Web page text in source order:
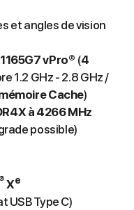
et angles de vision
vPro® (4
1.2 GHz - 2.8 GHz /
Cache)
à 4266 MHz
possible)
®Xe
USB Type C)